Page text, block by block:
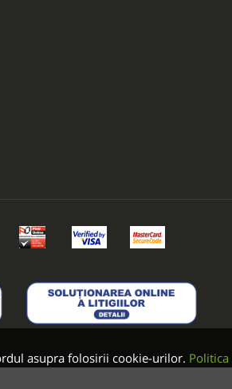
asupra folosirii cookie-urilor.